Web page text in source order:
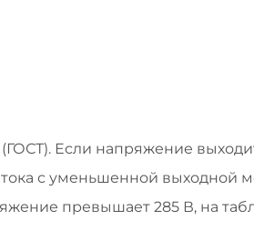
Если напряжение
с уменьшенной выходной
превышает 285 В, на